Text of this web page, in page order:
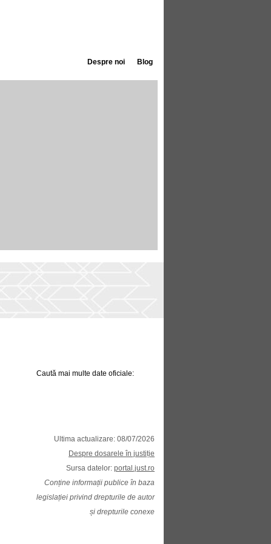
Blog
Despre noi
Caută mai multe date oficiale:
Ultima actualizare: 08/07/2026
Despre dosarele în justiție
Sursa datelor: portal.just.ro
Conține informații publice în baza
legislației privind drepturile de autor
și drepturile conexe